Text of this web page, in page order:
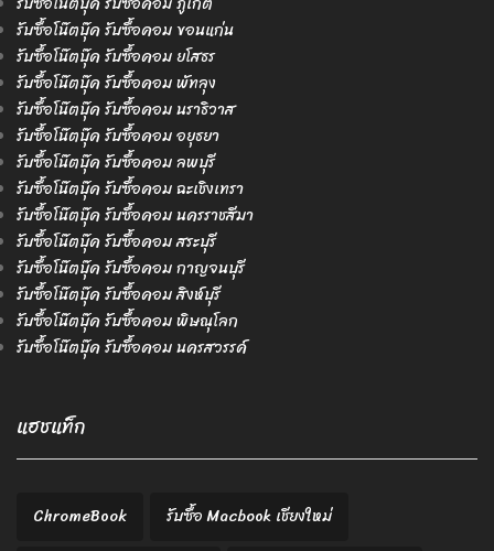
รับซื้อโน๊ตบุ๊ค รับซื้อคอม ขอนแก่น
รับซื้อโน๊ตบุ๊ค รับซื้อคอม ยโสธร
รับซื้อโน๊ตบุ๊ค รับซื้อคอม พัทลุง
รับซื้อโน๊ตบุ๊ค รับซื้อคอม นราธิวาส
รับซื้อโน๊ตบุ๊ค รับซื้อคอม อยุธยา
รับซื้อโน๊ตบุ๊ค รับซื้อคอม ลพบุรี
รับซื้อโน๊ตบุ๊ค รับซื้อคอม ฉะเชิงเทรา
รับซื้อโน๊ตบุ๊ค รับซื้อคอม นครราชสีมา
รับซื้อโน๊ตบุ๊ค รับซื้อคอม สระบุรี
รับซื้อโน๊ตบุ๊ค รับซื้อคอม กาญจนบุรี
รับซื้อโน๊ตบุ๊ค รับซื้อคอม สิงห์บุรี
รับซื้อโน๊ตบุ๊ค รับซื้อคอม พิษณุโลก
รับซื้อโน๊ตบุ๊ค รับซื้อคอม นครสวรรค์
แฮชแท็ก
ChromeBook
รับซื้อ Macbook เชียงใหม่